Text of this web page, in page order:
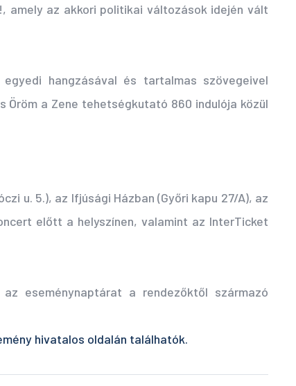
amely az akkori politikai változások idején vált
hangzásával és tartalmas szövegeivel
a Zene tehetségkutató 860 indulója közül
u. 5.), az Ifjúsági Házban (Győri kapu 27/A), az
előtt a helyszínen, valamint az InterTicket
eseménynaptárat a rendezőktől származó
hivatalos oldalán találhatók.